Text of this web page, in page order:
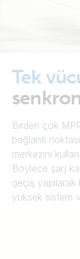
Tek
Birden çok
bağlantı
merkezini
Böylece şarj
geçiş yapılarak
yüksek sistem